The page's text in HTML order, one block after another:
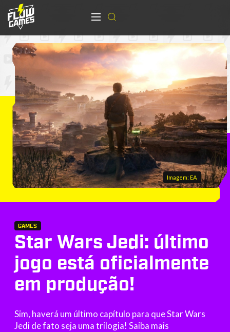
Imagem: EA
GAMES
Star Wars Jedi: último
jogo está oficialmente
em produção!
Sim, haverá um último capítulo para que Star Wars
Jedi de fato seja uma trilogia! Saiba mais